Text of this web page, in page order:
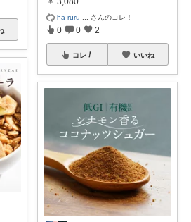
ha-ruru さんのコレ！
0 0 2
コレ いいね